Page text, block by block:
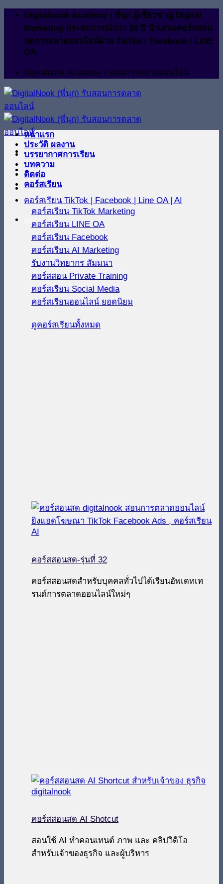
ข้าม
เนื้อหา
Digitalnook Academy | พี่นุก ผู้เชี่ยวชาญ Digital
Marketing ประสบการณ์กว่า 20 ปี นำเสนอคอร์สสอน
สดการตลาดออนไลน์ผ่าน TikTok / Facebook / LINE
OA
Digitalnook Academy | สอนการตลาดออนไลน์
คอร์สเรียน TikTok | Facebook | Line OA | AI
หน้าแรก
ประวัติ ผลงาน
บรรยากาศการเรียน
บทความ
ติดต่อ
คอร์สเรียน
คอร์สเรียน TikTok Marketing
คอร์สเรียน LINE OA
คอร์สเรียน Facebook
คอร์สเรียน AI Marketing
รับงานวิทยากร สัมมนา
คอร์สสอน Private Training
คอร์สเรียน Social Media
คอร์สเรียนออนไลน์
ดูคอร์สเรียนทั้งหมด
คอร์สสอนสด-รุ่นที่ 32
คอร์สสอนสดสำหรับบุคคลทั่วไปได้เรียนอัพเดทเท
รนด์การตลาดออนไลน์ใหม่ๆ
คอร์สสอนสด AI Shotcut
สอนใช้ AI ทำคอนเทนต์ ภาพ และ คลิปวิดิโอ
สำหรับเจ้าของธุรกิจ และผู้บริหาร